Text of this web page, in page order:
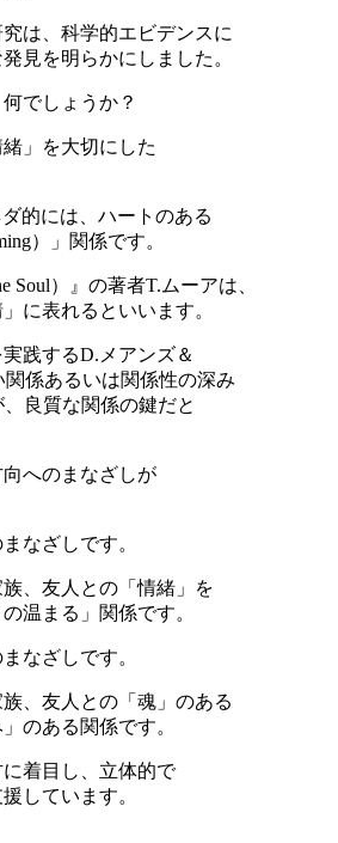
は、科学的エビデンスに
見を明らかにしました。
でしょうか？
」を大切にした
的には、ハートのある
）」関係です。
Soul）』の著者T.ムーアは、
に表れるといいます。
践するD.メアンズ＆
係あるいは関係性の深み
、良質な関係の鍵だと
へのまなざしが
なざしです。
、友人との「情緒」を
温まる」関係です。
なざしです。
、友人との「魂」のある
のある関係です。
着目し、立体的で
しています。